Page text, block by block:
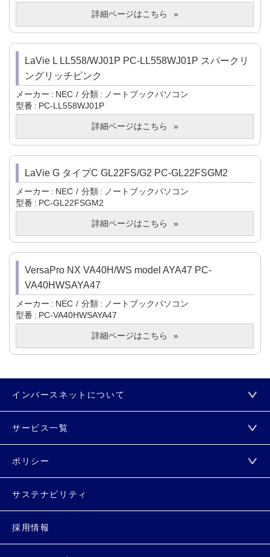
詳細ページはこちら
LaVie L LL558/WJ01P PC-LL558WJ01P スパークリ
ングリッチピンク
メーカー NEC 分類
ノートブックパソコン
型番
PC-LL558WJ01P
詳細ページはこちら
LaVie G タイプC GL22FS/G2 PC-GL22FSGM2
メーカー NEC 分類
ノートブックパソコン
型番
PC-GL22FSGM2
詳細ページはこちら
VersaPro NX VA40H/WS model AYA47 PC-
VA40HWSAYA47
メーカー NEC 分類
ノートブックパソコン
型番
PC-VA40HWSAYA47
詳細ページはこちら
インバースネットについて
サービス一覧
ポリシー
サステナビリティ
採用情報